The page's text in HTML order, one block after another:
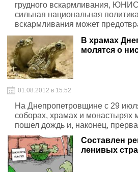
грудного вскармливания,
сильная национальная
вскармливания может
миллиона детей в возрасте до
развивающихся странах.
В храмах
молятся о
01.08.2012 в 15:52
На Днепропетровщине с 29
соборах, храмах и монастырях
пошел дождь и, наконец,
Составлен
ленивых